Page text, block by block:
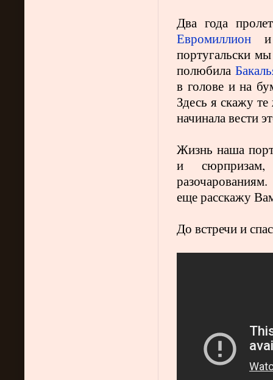
Два года
Евромиллион и
португальски
полюбила
в голове и на
Здесь я скажу
начинала вести
Жизнь наша
и
разочарованиям.
еще расскажу
До встречи и